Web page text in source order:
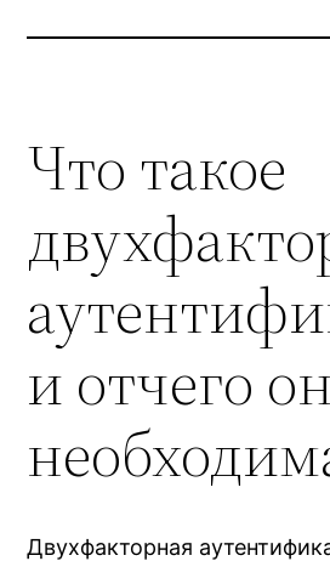
Что такое
и отчего
Двухфакторная